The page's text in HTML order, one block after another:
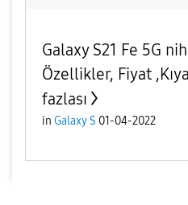
Galaxy S21 Fe 5G
Özellikler, Fiyat
fazlası
in Galaxy S 01-04-2022